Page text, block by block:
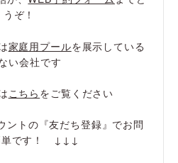
うぞ！
家庭用プールを展示している
い会社です
こちら をご覧ください
トの『友だち登録』でお問
単です！ ↓↓↓